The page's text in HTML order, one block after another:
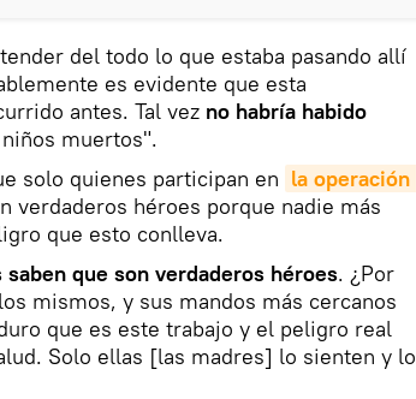
del todo lo que estaba pasando allí
es evidente que esta
antes. Tal vez no habría habido
muertos".
solo quienes participan en la operación
verdaderos héroes porque nadie más
que esto conlleva.
que son verdaderos héroes. ¿Por
mismos, y sus mandos más cercanos
que es este trabajo y el peligro real
Solo ellas [las madres] lo sienten y lo